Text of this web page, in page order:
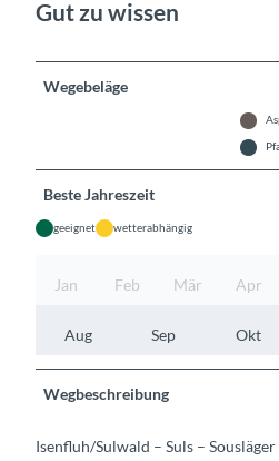
Gut zu wissen
Wegebeläge
Beste Jahreszeit
geeignet wetterabhängig
Jan Feb Mär Apr
Aug Sep Okt
Wegbeschreibung
Isenfluh/Sulwald – Suls –